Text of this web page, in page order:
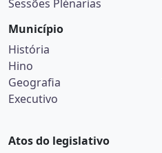
Sessões Plénarias
Município
História
Hino
Geografia
Executivo
Atos do legislativo